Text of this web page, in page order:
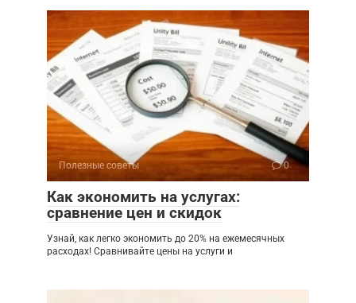
Полезные советы 0
Как экономить на услугах:
сравнение цен и скидок
Узнай, как легко экономить до 20% на ежемесячных
расходах! Сравнивайте цены на услуги и